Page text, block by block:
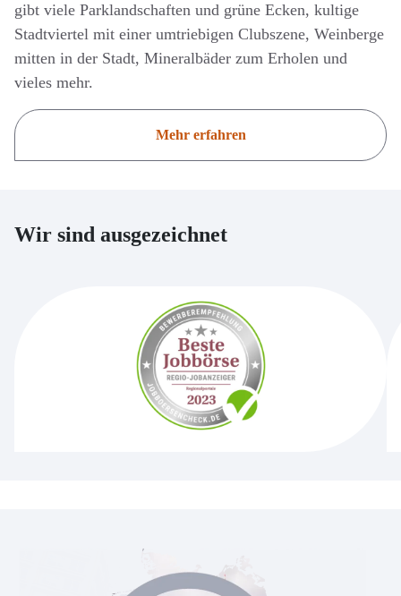
gibt viele Parklandschaften und grüne Ecken, kultige
Stadtviertel mit einer umtriebigen Clubszene, Weinberge
mitten in der Stadt, Mineralbäder zum Erholen und
vieles mehr.
Mehr erfahren
Wir sind ausgezeichnet